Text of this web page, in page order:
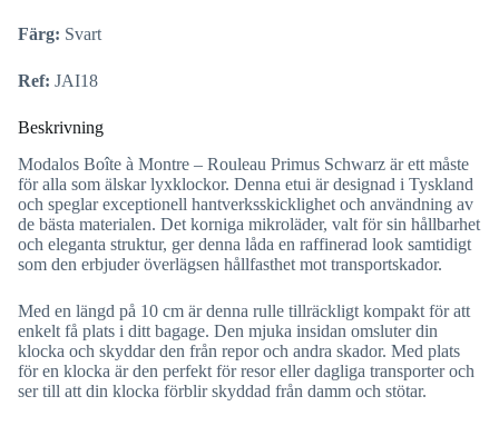
Färg: Svart
Ref: JAI18
Beskrivning
Modalos Boîte à Montre – Rouleau Primus Schwarz är ett måste
för alla som älskar lyxklockor. Denna etui är designad i Tyskland
och speglar exceptionell hantverksskicklighet och användning av
de bästa materialen. Det korniga mikroläder, valt för sin hållbarhet
och eleganta struktur, ger denna låda en raffinerad look samtidigt
som den erbjuder överlägsen hållfasthet mot transportskador.
Med en längd på 10 cm är denna rulle tillräckligt kompakt för att
enkelt få plats i ditt bagage. Den mjuka insidan omsluter din
klocka och skyddar den från repor och andra skador. Med plats
för en klocka är den perfekt för resor eller dagliga transporter och
ser till att din klocka förblir skyddad från damm och stötar.